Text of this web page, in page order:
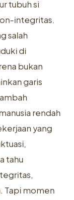
tubuh si
integritas.
salah
di
bukan
garis
rendah
yang
tahu
Tapi momen